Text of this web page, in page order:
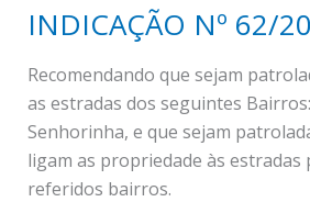
INDICAÇÃO Nº 62/
Recomendando que sejam
as estradas dos seguintes
Senhorinha, e que sejam
ligam as propriedade às estradas
referidos bairros.